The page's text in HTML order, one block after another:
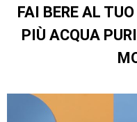
FAI BERE AL
PIÙ ACQUA